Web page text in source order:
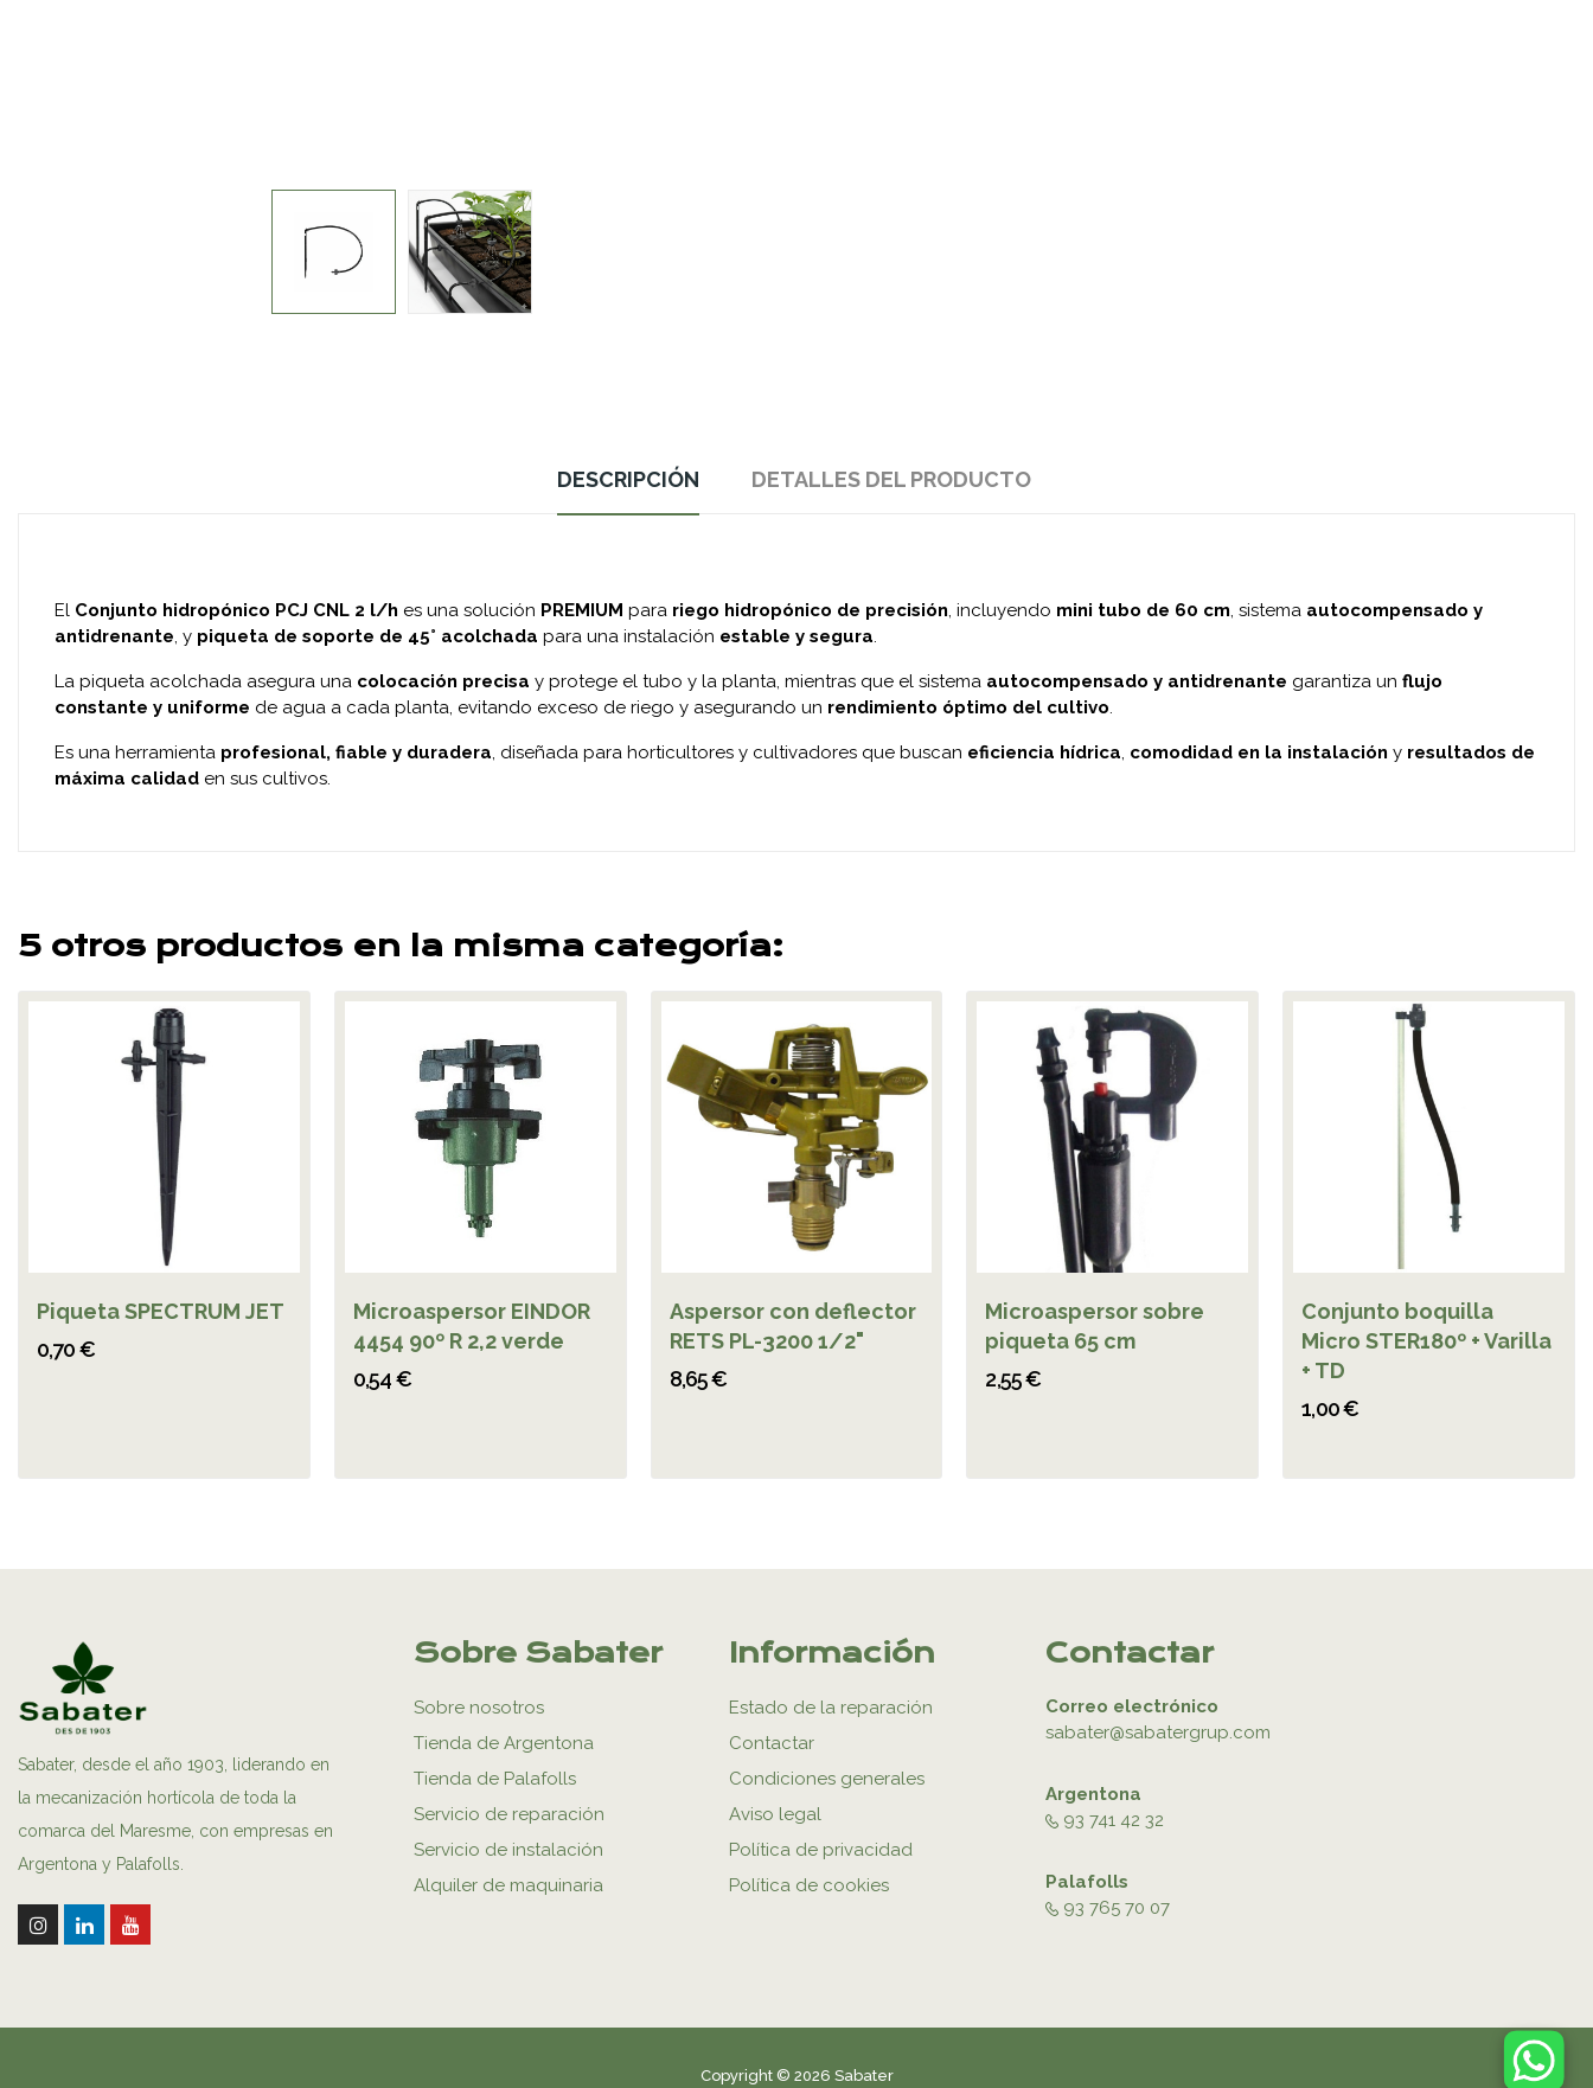
DESCRIPCIÓN DETALLES DEL PRODUCTO
El Conjunto hidropónico PCJ CNL 2 l/h es una solución PREMIUM para riego hidropónico de precisión, incluyendo mini tubo de 60 cm, sistema autocompensado y
antidrenante, y piqueta de soporte de 45° acolchada para una instalación estable y segura.
La piqueta acolchada asegura una colocación precisa y protege el tubo y la planta, mientras que el sistema autocompensado y antidrenante garantiza un flujo
constante y uniforme de agua a cada planta, evitando exceso de riego y asegurando un rendimiento óptimo del cultivo.
Es una herramienta profesional, fiable y duradera, diseñada para horticultores y cultivadores que buscan eficiencia hídrica, comodidad en la instalación y resultados de
máxima calidad en sus cultivos.
5 otros productos en la misma categoría:
Piqueta SPECTRUM JET
0,70 €
Microaspersor EINDOR
4454 90º R 2,2 verde
0,54 €
Aspersor con deflector
RETS PL-3200 1/2"
8,65 €
Microaspersor sobre
piqueta 65 cm
2,55 €
Conjunto boquilla
Micro STER180º + Varilla
+ TD
1,00 €
Sabater, desde el año 1903, liderando en
la mecanización hortícola de toda la
comarca del Maresme, con empresas en
Argentona y Palafolls.
Sobre Sabater
Sobre nosotros
Tienda de Argentona
Tienda de Palafolls
Servicio de reparación
Servicio de instalación
Alquiler de maquinaria
Información
Estado de la reparación
Contactar
Condiciones generales
Aviso legal
Política de privacidad
Política de cookies
Contactar
Correo electrónico
sabater@sabatergrup.com
Argentona
93 741 42 32
Palafolls
93 765 70 07
Copyright © 2026 Sabater